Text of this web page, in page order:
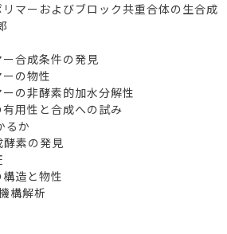
マーおよびブロック共重合体の生合成
合成条件の発見
の物性
の非酵素的加水分解性
用性と合成への試み
るか
素の発見
造と物性
構解析